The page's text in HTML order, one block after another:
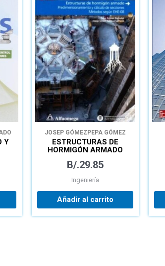
Y
JOSEP GÓMEZ PEPA GÓMEZ
ESTRUCTURAS DE
HORMIGÓN ARMADO
Y CÁLCULO DE
SEGÚN EHE-08
B/.29.85
Ingeniería
Añadir al carrito